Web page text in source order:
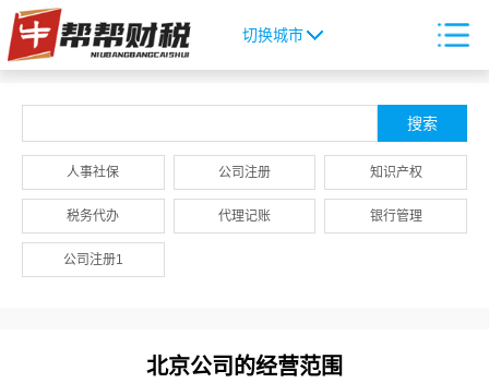
切换城市
人事社保 公司注册 知识产权
税务代办 代理记账 银行管理
公司注册1
北京公司的经营范围